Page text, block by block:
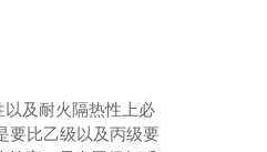
及耐火隔热性上必
要比乙级以及丙级要